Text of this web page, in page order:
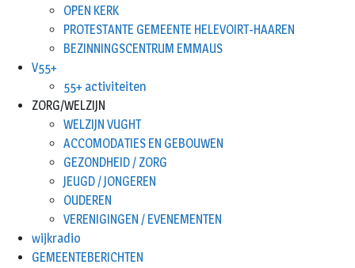
OPEN KERK
PROTESTANTE GEMEENTE HELEVOIRT-HAAREN
BEZINNINGSCENTRUM EMMAUS
V55+
55+ activiteiten
ZORG/WELZIJN
WELZIJN VUGHT
ACCOMODATIES EN GEBOUWEN
GEZONDHEID / ZORG
JEUGD / JONGEREN
OUDEREN
VERENIGINGEN / EVENEMENTEN
wijkradio
GEMEENTEBERICHTEN